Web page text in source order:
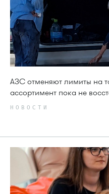
АЗС отменяют лимиты на
ассортимент пока не
НОВОСТИ